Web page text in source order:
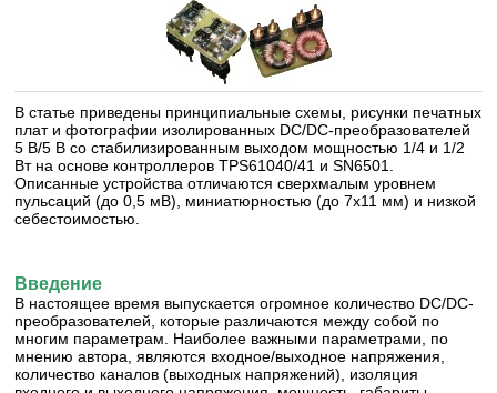
В статье приведены принципиальные схемы, рисунки печатных
плат и фотографии изолированных DC/DC-преобразователей
5 В/5 В со стабилизированным выходом мощностью 1/4 и 1/2
Вт на основе контроллеров TPS61040/41 и SN6501.
Описанные устройства отличаются сверхмалым уровнем
пульсаций (до 0,5 мВ), миниатюрностью (до 7x11 мм) и низкой
себестоимостью.
Введение
В настоящее время выпускается огромное количество DC/DC-
npeобразователей, которые различаются между собой по
многим параметрам. Наиболее важными параметрами, по
мнению автора, являются входное/выходное напряжения,
количество каналов (выходных напряжений), изоляция